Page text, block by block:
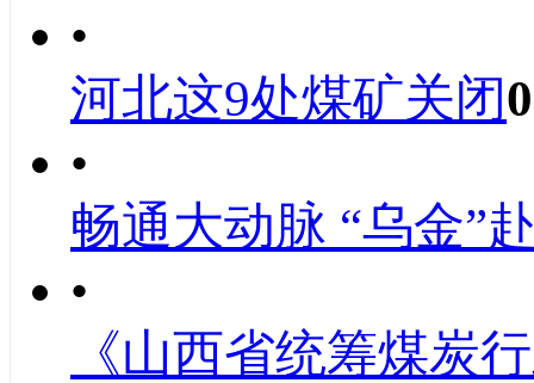
•
河北这9处煤矿关闭
•
畅通大动脉 “乌金”
•
《山西省统筹煤炭